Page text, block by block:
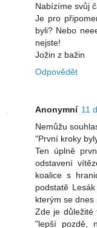
Nabízíme svůj
Je pro
byli? Nebo
nejste!
Jožin z bažin
Odpovědět
Anonymní 11
Nemůžu
"První kroky
Ten úplně
odstavení
koalice s
podstatě
kterým se dnes
Zde je důležité
"lepší pozdě,